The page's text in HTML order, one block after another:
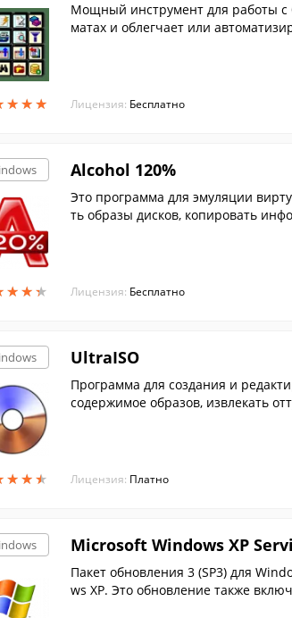
★★★
★★★
Мощный инструмент для работы с
матах и облегчает или
Лицензия: Бесплатно
★★★
★★★
Alcohol 120%
Это программа для эмуляции
ть образы дисков, копировать
Лицензия: Бесплатно
★★★
★★★
UltraISO
Программа для создания и редактирования ISO образов, при помощи которой вы можете изменять
содержимое образов, извлекать
Лицензия: Платно
Microsoft Windows XP
Пакет обновления 3 (SP3) для
ws XP. Это обновление также